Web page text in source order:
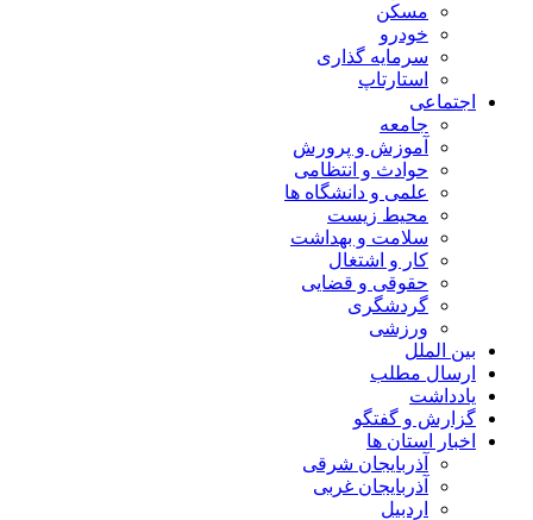
مسکن
خودرو
سرمایه گذاری
استارتاپ
اجتماعی
جامعه
آموزش و پرورش
حوادث و انتظامی
علمی و دانشگاه ها
محیط زیست
سلامت و بهداشت
کار و اشتغال
حقوقی و قضایی
گردشگری
ورزشی
بین الملل
ارسال مطلب
یادداشت
گزارش و گفتگو
اخبار استان ها
آذربایجان شرقی
آذربایجان غربی
اردبیل